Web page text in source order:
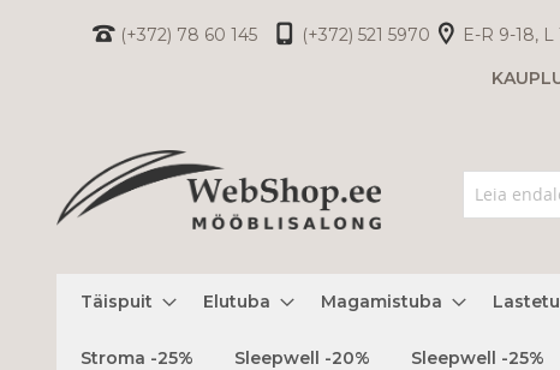
(+372) 78 60 145 (+372) 521 5970
E-R 9-18, L
Täispuit Elutuba Magamistuba
Stroma -25% Sleepwell -20% Sleepwell -25%